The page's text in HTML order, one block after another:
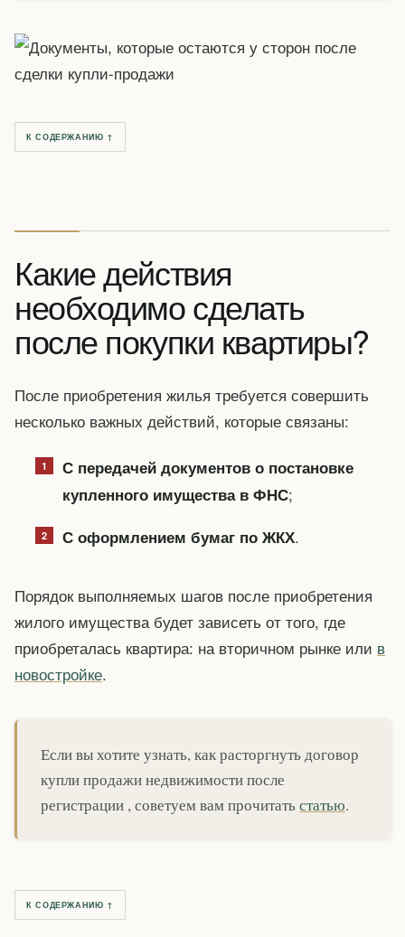
К СОДЕРЖАНИЮ ↑
Какие действия
необходимо сделать
после покупки квартиры?
После приобретения жилья требуется совершить
несколько важных действий, которые связаны:
С передачей документов о постановке
купленного имущества в ФНС;
С оформлением бумаг по ЖКХ.
Порядок выполняемых шагов после приобретения
жилого имущества будет зависеть от того, где
приобреталась квартира: на вторичном рынке или в
новостройке.
Если вы хотите узнать, как расторгнуть договор
купли продажи недвижимости после
регистрации , советуем вам прочитатьстатью.
К СОДЕРЖАНИЮ ↑